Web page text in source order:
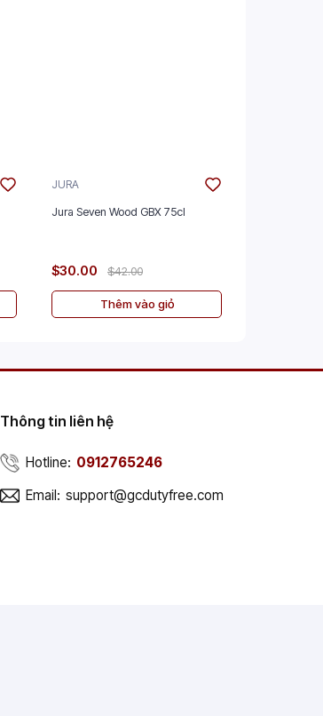
JURA
Jura Seven Wood GBX 75cl
$30.00 $42.00
Thêm vào giỏ
Thông tin liên hệ
Hotline: 0912765246
Email: support@gcdutyfree.com